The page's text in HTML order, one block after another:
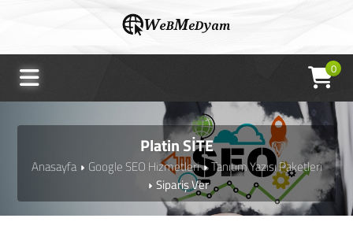
0
Platin SİTE
Anasayfa Google SEO Hizmetleri
Tanıtım Yazısı Paketleri
Sipariş Ver